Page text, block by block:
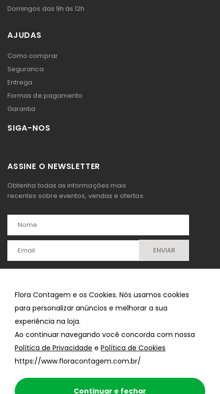
Domingos das 9h às 12h
AJUDAS
Como comprar
Seguranca
Entrega
Formas de pagamento
Garantia
SIGA-NOS
ASSINE O NEWSLETTER
Obtenha todas as informações mais
recentes sobre eventos, vendas e ofertas.
Flora Contagem e os Cookies. Nós usamos cookies
para personalizar anúncios e melhorar a sua
experiência na loja.
Ao continuar navegando você concorda com nossa
Política de Privacidade e Política de Cookies
https://www.floracontagem.com.br/
Continuar e fechar